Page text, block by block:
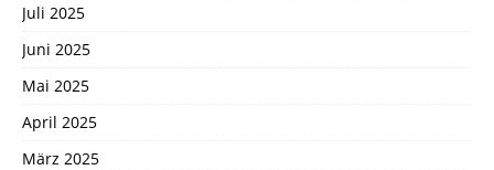
Juli 2025
Juni 2025
Mai 2025
April 2025
März 2025